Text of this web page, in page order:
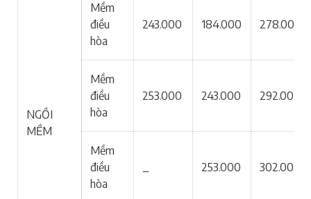
NGỒI
MỀM
Mềm
điều
hòa
243.000 184.000 278.000
Mềm
điều
hòa
253.000 243.000 292.000
Mềm
điều
hòa
253.000 302.000